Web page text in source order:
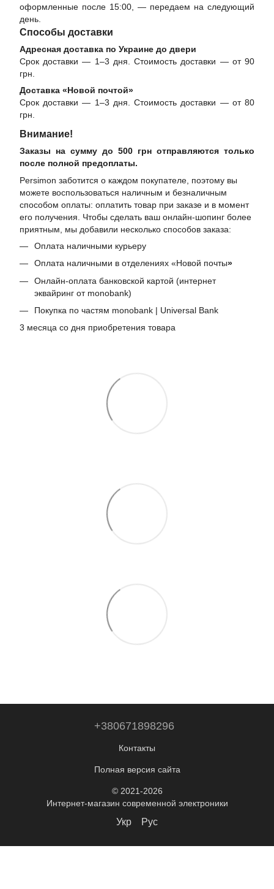
оформленные после 15:00, — передаем на следующий
день.
Способы доставки
Адресная доставка по Украине до двери
Срок доставки — 1–3 дня. Стоимость доставки — от 90
грн.
Доставка «Новой почтой»
Срок доставки — 1–3 дня. Стоимость доставки — от 80
грн.
Внимание!
Заказы на сумму до 500 грн отправляются только
после полной предоплаты.
Persimon заботится о каждом покупателе, поэтому вы
можете воспользоваться наличным и безналичным
способом оплаты: оплатить товар при заказе и в момент
его получения. Чтобы сделать ваш онлайн-шопинг более
приятным, мы добавили несколько способов заказа:
Оплата наличными курьеру
Оплата наличными в отделениях «Новой почты»
Онлайн-оплата банковской картой (интернет
эквайринг от monobank)
Покупка по частям monobank | Universal Bank
3 месяца со дня приобретения товара
+380671898296
Контакты
Полная версия сайта
© 2021-2026
Интернет-магазин современной электроники
Укр Рус